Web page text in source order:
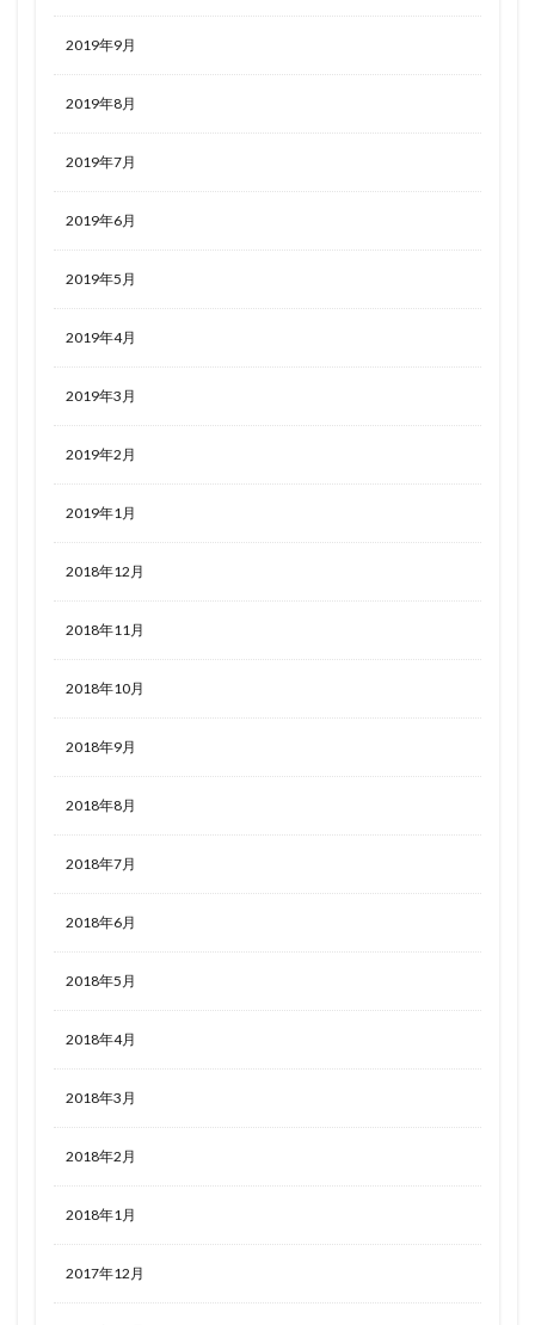
2019年9月
2019年8月
2019年7月
2019年6月
2019年5月
2019年4月
2019年3月
2019年2月
2019年1月
2018年12月
2018年11月
2018年10月
2018年9月
2018年8月
2018年7月
2018年6月
2018年5月
2018年4月
2018年3月
2018年2月
2018年1月
2017年12月